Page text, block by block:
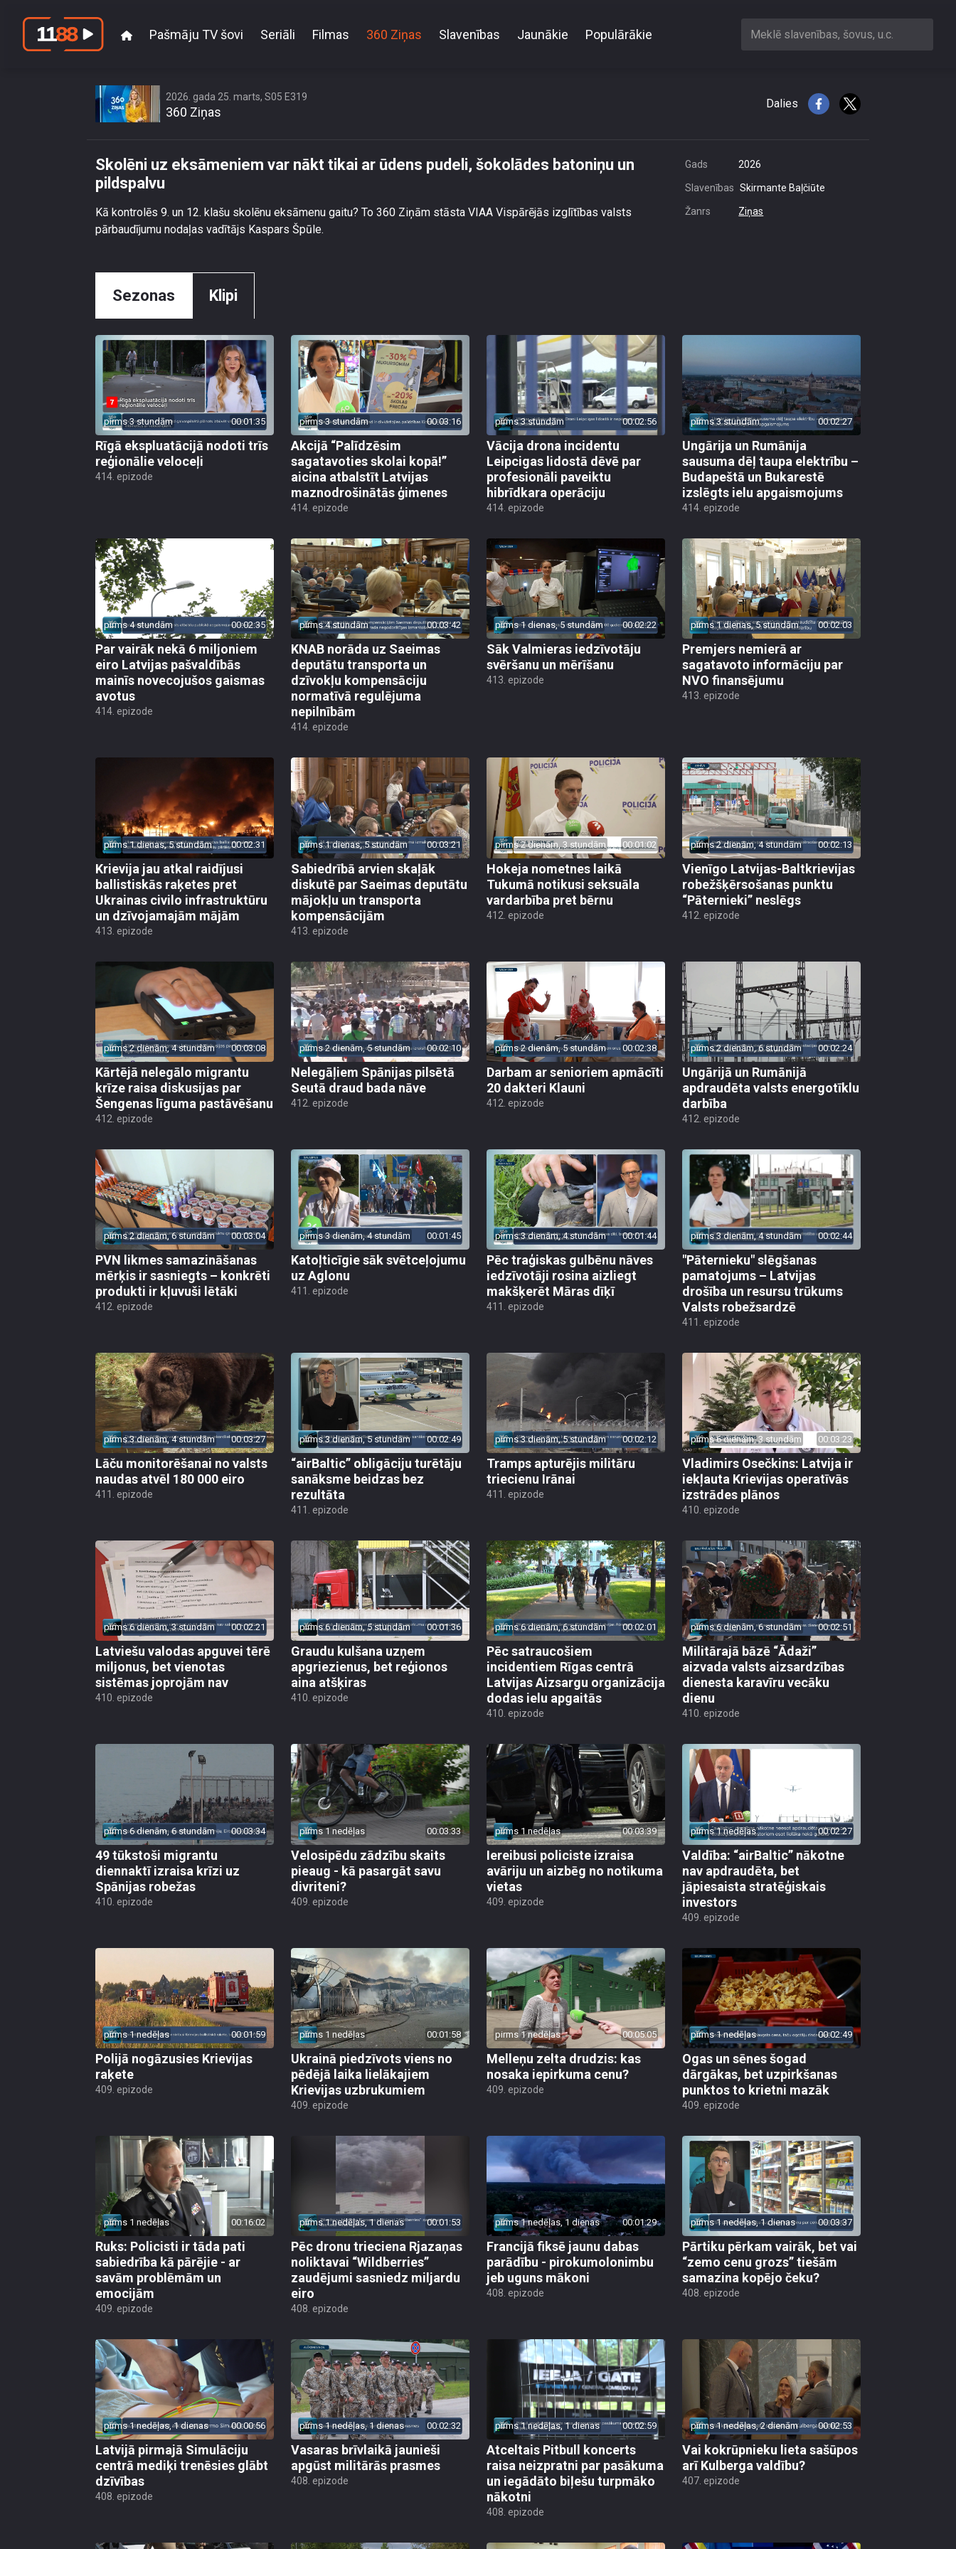
Pašmāju TV šovi Seriāli Filmas 360 Ziņas Slavenības Jaunākie Populārākie Meklē slavenības, šovus, u.c.
2026. gada 25. marts, S05 E319
360 Ziņas
Dalies
Skolēni uz eksāmeniem var nākt tikai ar ūdens pudeli, šokolādes batoniņu un
pildspalvu
Kā kontrolēs 9. un 12. klašu skolēnu eksāmenu gaitu? To 360 Ziņām stāsta VIAA Vispārējās izglītības valsts
pārbaudījumu nodaļas vadītājs Kaspars Špūle.
Gads 2026
Slavenības Skirmante Baļčiūte
Žanrs Ziņas
Sezonas Klipi
pirms 3 stundām 00:01:35
Rīgā ekspluatācijā nodoti trīs
reģionālie veloceļi
414. epizode
pirms 3 stundām 00:03:16
Akcijā “Palīdzēsim
sagatavoties skolai kopā!”
aicina atbalstīt Latvijas
maznodrošinātās ģimenes
414. epizode
pirms 3 stundām 00:02:56
Vācija drona incidentu
Leipcigas lidostā dēvē par
profesionāli paveiktu
hibrīdkara operāciju
414. epizode
pirms 3 stundām 00:02:27
Ungārija un Rumānija
sausuma dēļ taupa elektrību –
Budapeštā un Bukarestē
izslēgts ielu apgaismojums
414. epizode
pirms 4 stundām 00:02:35
Par vairāk nekā 6 miljoniem
eiro Latvijas pašvaldībās
mainīs novecojušos gaismas
avotus
414. epizode
pirms 4 stundām 00:03:42
KNAB norāda uz Saeimas
deputātu transporta un
dzīvokļu kompensāciju
normatīvā regulējuma
nepilnībām
414. epizode
pirms 1 dienas, 5 stundām 00:02:22
Sāk Valmieras iedzīvotāju
svēršanu un mērīšanu
413. epizode
pirms 1 dienas, 5 stundām 00:02:03
Premjers nemierā ar
sagatavoto informāciju par
NVO finansējumu
413. epizode
pirms 1 dienas, 5 stundām 00:02:31
Krievija jau atkal raidījusi
ballistiskās raķetes pret
Ukrainas civilo infrastruktūru
un dzīvojamajām mājām
413. epizode
pirms 1 dienas, 5 stundām 00:03:21
Sabiedrībā arvien skaļāk
diskutē par Saeimas deputātu
mājokļu un transporta
kompensācijām
413. epizode
pirms 2 dienām, 3 stundām 00:01:02
Hokeja nometnes laikā
Tukumā notikusi seksuāla
vardarbība pret bērnu
412. epizode
pirms 2 dienām, 4 stundām 00:02:13
Vienīgo Latvijas-Baltkrievijas
robežšķērsošanas punktu
“Pāternieki” neslēgs
412. epizode
pirms 2 dienām, 4 stundām 00:03:08
Kārtējā nelegālo migrantu
krīze raisa diskusijas par
Šengenas līguma pastāvēšanu
412. epizode
pirms 2 dienām, 5 stundām 00:02:10
Nelegāļiem Spānijas pilsētā
Seutā draud bada nāve
412. epizode
pirms 2 dienām, 5 stundām 00:02:38
Darbam ar senioriem apmācīti
20 dakteri Klauni
412. epizode
pirms 2 dienām, 6 stundām 00:02:24
Ungārijā un Rumānijā
apdraudēta valsts energotīklu
darbība
412. epizode
pirms 2 dienām, 6 stundām 00:03:04
PVN likmes samazināšanas
mērķis ir sasniegts – konkrēti
produkti ir kļuvuši lētāki
412. epizode
pirms 3 dienām, 4 stundām 00:01:45
Katoļticīgie sāk svētceļojumu
uz Aglonu
411. epizode
pirms 3 dienām, 4 stundām 00:01:44
Pēc traģiskas gulbēnu nāves
iedzīvotāji rosina aizliegt
makšķerēt Māras dīķī
411. epizode
pirms 3 dienām, 4 stundām 00:02:44
"Pāternieku" slēgšanas
pamatojums – Latvijas
drošība un resursu trūkums
Valsts robežsardzē
411. epizode
pirms 3 dienām, 4 stundām 00:03:27
Lāču monitorēšanai no valsts
naudas atvēl 180 000 eiro
411. epizode
pirms 3 dienām, 5 stundām 00:02:49
“airBaltic” obligāciju turētāju
sanāksme beidzas bez
rezultāta
411. epizode
pirms 3 dienām, 5 stundām 00:02:12
Tramps apturējis militāru
triecienu Irānai
411. epizode
pirms 6 dienām, 3 stundām 00:03:23
Vladimirs Osečkins: Latvija ir
iekļauta Krievijas operatīvās
izstrādes plānos
410. epizode
pirms 6 dienām, 3 stundām 00:02:21
Latviešu valodas apguvei tērē
miljonus, bet vienotas
sistēmas joprojām nav
410. epizode
pirms 6 dienām, 5 stundām 00:01:36
Graudu kulšana uzņem
apgriezienus, bet reģionos
aina atšķiras
410. epizode
pirms 6 dienām, 6 stundām 00:02:01
Pēc satraucošiem
incidentiem Rīgas centrā
Latvijas Aizsargu organizācija
dodas ielu apgaitās
410. epizode
pirms 6 dienām, 6 stundām 00:02:51
Militārajā bāzē “Ādaži”
aizvada valsts aizsardzības
dienesta karavīru vecāku
dienu
410. epizode
pirms 6 dienām, 6 stundām 00:03:34
49 tūkstoši migrantu
diennaktī izraisa krīzi uz
Spānijas robežas
410. epizode
pirms 1 nedēļas 00:03:33
Velosipēdu zādzību skaits
pieaug - kā pasargāt savu
divriteni?
409. epizode
pirms 1 nedēļas 00:03:39
Iereibusi policiste izraisa
avāriju un aizbēg no notikuma
vietas
409. epizode
pirms 1 nedēļas 00:02:27
Valdība: “airBaltic” nākotne
nav apdraudēta, bet
jāpiesaista stratēģiskais
investors
409. epizode
pirms 1 nedēļas 00:01:59
Polijā nogāzusies Krievijas
raķete
409. epizode
pirms 1 nedēļas 00:01:58
Ukrainā piedzīvots viens no
pēdējā laika lielākajiem
Krievijas uzbrukumiem
409. epizode
pirms 1 nedēļas 00:05:05
Melleņu zelta drudzis: kas
nosaka iepirkuma cenu?
409. epizode
pirms 1 nedēļas 00:02:49
Ogas un sēnes šogad
dārgākas, bet uzpirkšanas
punktos to krietni mazāk
409. epizode
pirms 1 nedēļas 00:16:02
Ruks: Policisti ir tāda pati
sabiedrība kā pārējie - ar
savām problēmām un
emocijām
409. epizode
pirms 1 nedēļas, 1 dienas 00:01:53
Pēc dronu trieciena Rjazaņas
noliktavai “Wildberries”
zaudējumi sasniedz miljardu
eiro
408. epizode
pirms 1 nedēļas, 1 dienas 00:01:29
Francijā fiksē jaunu dabas
parādību - pirokumolonimbu
jeb uguns mākoni
408. epizode
pirms 1 nedēļas, 1 dienas 00:03:37
Pārtiku pērkam vairāk, bet vai
“zemo cenu grozs” tiešām
samazina kopējo čeku?
408. epizode
pirms 1 nedēļas, 1 dienas 00:00:56
Latvijā pirmajā Simulāciju
centrā mediķi trenēsies glābt
dzīvības
408. epizode
pirms 1 nedēļas, 1 dienas 00:02:32
Vasaras brīvlaikā jaunieši
apgūst militārās prasmes
408. epizode
pirms 1 nedēļas, 1 dienas 00:02:59
Atceltais Pitbull koncerts
raisa neizpratni par pasākuma
un iegādāto biļešu turpmāko
nākotni
408. epizode
pirms 1 nedēļas, 2 dienām 00:02:53
Vai kokrūpnieku lieta sašūpos
arī Kulberga valdību?
407. epizode